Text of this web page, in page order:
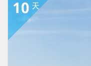
10 天